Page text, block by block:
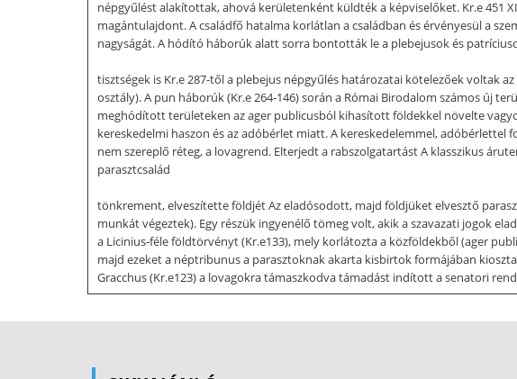
népgyűlést alakítottak, ahová kerületenként küldték a képviselőket. Kr.e 451
magántulajdont. A családfő hatalma korlátlan a családban és érvényesül a
nagyságát. A hódító háborúk alatt sorra bontották le a plebejusok és
tisztségek is Kr.e 287-től a plebejus népgyűlés határozatai kötelezőek voltak
osztály). A pun háborúk (Kr.e 264-146) során a Római Birodalom számos új
meghódított területeken az ager publicusból kihasított földekkel növelte
kereskedelmi haszon és az adóbérlet miatt. A kereskedelemmel,
nem szereplő réteg, a lovagrend. Elterjedt a rabszolgatartást A klasszikus
parasztcsalád
tönkrement, elveszítette földjét Az eladósodott, majd földjüket elvesztő
munkát végeztek). Egy részük ingyenélő tömeg volt, akik a szavazati jogok
a Licinius-féle földtörvényt (Kr.e133), mely korlátozta a közföldekből (ager
majd ezeket a néptribunus a parasztoknak akarta kisbirtok formájában
Gracchus (Kr.e123) a lovagokra támaszkodva támadást indított a senatori
Afrikában győzedelmeskedett, sikerét pedig a hadsereg átalakításának